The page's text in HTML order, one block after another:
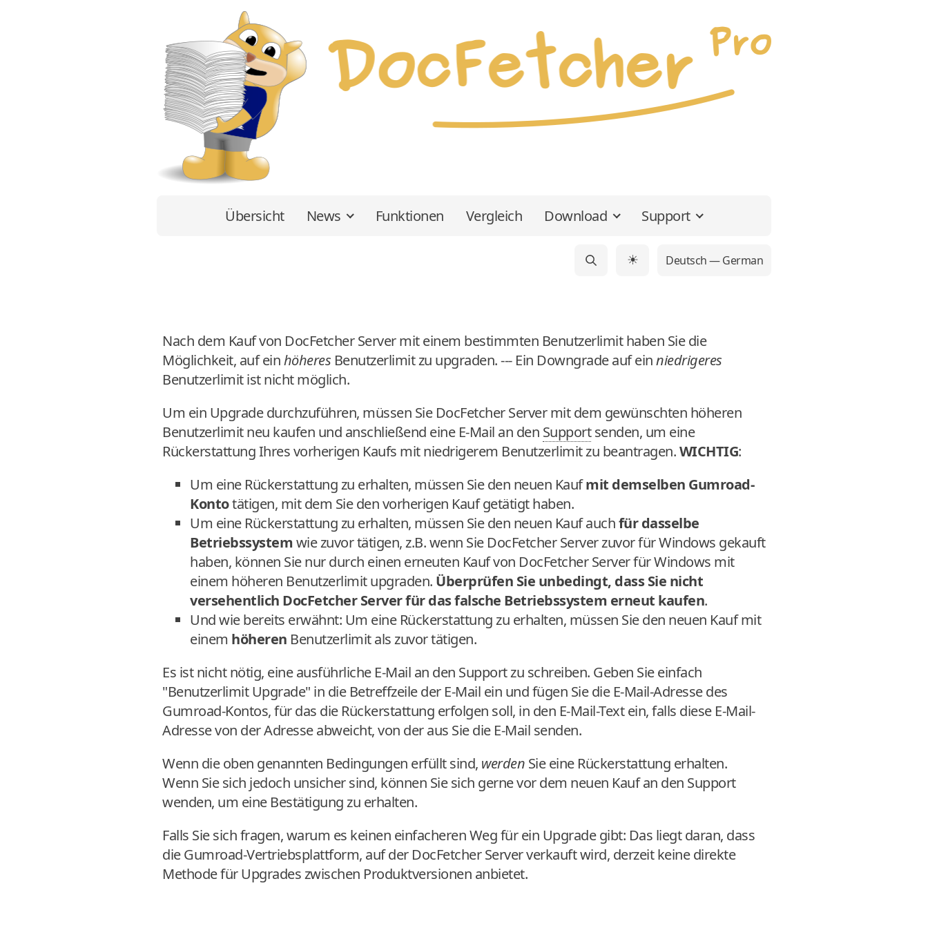
Übersicht News Funktionen Vergleich Download Support
☀ Deutsch — German
Nach dem Kauf von DocFetcher Server mit einem bestimmten Benutzerlimit haben Sie die
Möglichkeit, auf einhöheres Benutzerlimit zu upgraden. --- Ein Downgrade auf einniedrigeres
Benutzerlimit ist nicht möglich.
Um ein Upgrade durchzuführen, müssen Sie DocFetcher Server mit dem gewünschten höheren
Benutzerlimit neu kaufen und anschließend eine E-Mail an den Supportsenden, um eine
Rückerstattung Ihres vorherigen Kaufs mit niedrigerem Benutzerlimit zu beantragen.WICHTIG:
Um eine Rückerstattung zu erhalten, müssen Sie den neuen Kaufmit demselben Gumroad-
Kontotätigen, mit dem Sie den vorherigen Kauf getätigt haben.
Um eine Rückerstattung zu erhalten, müssen Sie den neuen Kauf auchfür dasselbe
Betriebssystemwie zuvor tätigen, z.B. wenn Sie DocFetcher Server zuvor für Windows gekauft
haben, können Sie nur durch einen erneuten Kauf von DocFetcher Server für Windows mit
einem höheren Benutzerlimit upgraden. Überprüfen Sie unbedingt, dass Sie nicht
versehentlich DocFetcher Server für das falsche Betriebssystem erneut kaufen.
Und wie bereits erwähnt: Um eine Rückerstattung zu erhalten, müssen Sie den neuen Kauf mit
einem höheren Benutzerlimit als zuvor tätigen.
Es ist nicht nötig, eine ausführliche E-Mail an den Support zu schreiben. Geben Sie einfach
"Benutzerlimit Upgrade" in die Betreffzeile der E-Mail ein und fügen Sie die E-Mail-Adresse des
Gumroad-Kontos, für das die Rückerstattung erfolgen soll, in den E-Mail-Text ein, falls diese E-Mail-
Adresse von der Adresse abweicht, von der aus Sie die E-Mail senden.
Wenn die oben genannten Bedingungen erfüllt sind, werden Sie eine Rückerstattung erhalten.
Wenn Sie sich jedoch unsicher sind, können Sie sich gerne vor dem neuen Kauf an den Support
wenden, um eine Bestätigung zu erhalten.
Falls Sie sich fragen, warum es keinen einfacheren Weg für ein Upgrade gibt: Das liegt daran, dass
die Gumroad-Vertriebsplattform, auf der DocFetcher Server verkauft wird, derzeit keine direkte
Methode für Upgrades zwischen Produktversionen anbietet.